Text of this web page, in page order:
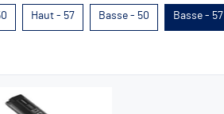
Haut - 57 Basse - 50 Basse - 57